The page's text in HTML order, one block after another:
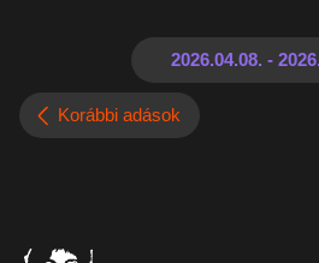
Korábbi adások